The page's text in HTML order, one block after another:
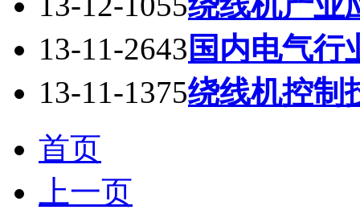
13-11-2643 国内电气行
13-11-1375绕线机控制
首页
上一页